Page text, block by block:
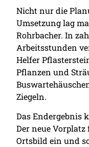
Nicht nur die
Umsetzung lag
Rohrbacher. In
Arbeitsstunden
Helfer
Pflanzen und
Ziegeln.
Das Endergebnis
Der neue
Ortsbild ein und